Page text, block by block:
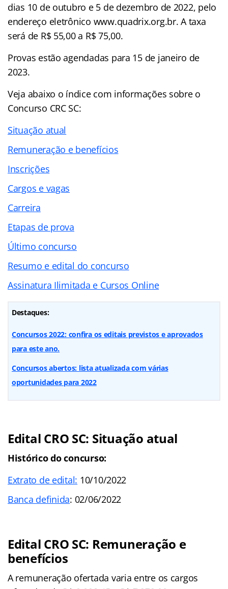
dias 10 de outubro e 5 de dezembro de 2022, pelo
endereço eletrônico www.quadrix.org.br. A taxa
será de R$ 55,00 a R$ 75,00.
Provas estão agendadas para 15 de janeiro de
2023.
Veja abaixo o índicecom informações sobre o
Concurso CRC SC:
Situação atual
Remuneração e benefícios
Inscrições
Cargos e vagas
Carreira
Etapas de prova
Último concurso
Resumo e edital do concurso
Assinatura Ilimitada e Cursos Online
Destaques:
Concursos 2022: confira os editais previstos e aprovados
para este ano.
Concursos abertos: lista atualizada com várias
oportunidades para 2022
Edital CRO SC: Situação atual
Histórico do concurso:
Extrato de edital: 10/10/2022
Banca definida: 02/06/2022
Edital CRO SC: Remuneração e
benefícios
A remuneração ofertada varia entre os cargos